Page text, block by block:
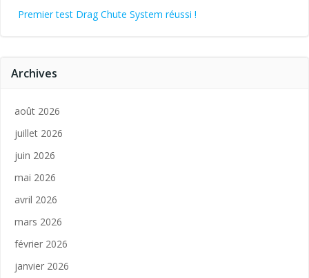
Premier test Drag Chute System réussi !
Archives
août 2026
juillet 2026
juin 2026
mai 2026
avril 2026
mars 2026
février 2026
janvier 2026